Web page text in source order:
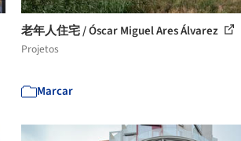
老年人住宅 / Óscar Miguel Ares Álvarez
Projetos
Marcar